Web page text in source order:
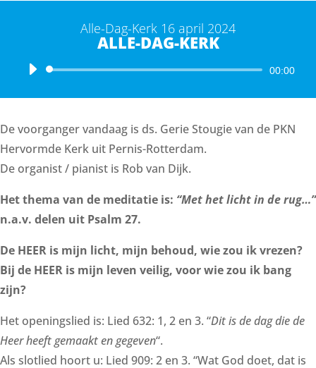
Alle-Dag-Kerk 16 april 2024
ALLE-DAG-KERK
Audiospeler 00:00
De voorganger vandaag is ds. Gerie Stougie van de PKN
Hervormde Kerk uit Pernis-Rotterdam.
De organist / pianist is Rob van Dijk.
Het thema van de meditatie is: “Met het licht in de rug…”
n.a.v. delen uit Psalm 27.
De HEER is mijn licht, mijn behoud, wie zou ik vrezen?
Bij de HEER is mijn leven veilig, voor wie zou ik bang
zijn?
Het openingslied is: Lied 632: 1, 2 en 3. “Dit is de dag die de
Heer heeft gemaakt en gegeven“.
Als slotlied hoort u: Lied 909: 2 en 3. “Wat God doet, dat is